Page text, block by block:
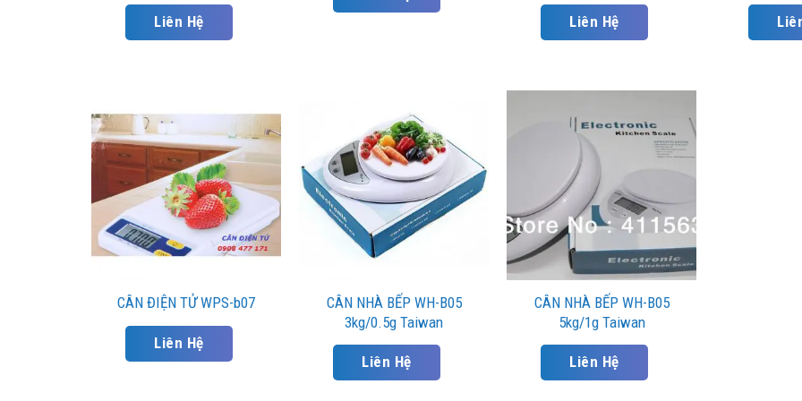
Liên Hệ
Liên Hệ
CÂN ĐIỆN TỬ WPS-b07
Liên Hệ
CÂN NHÀ BẾP WH-B05
3kg/0.5g Taiwan
Liên Hệ
CÂN NHÀ BẾP WH-B05
5kg/1g Taiwan
Liên Hệ